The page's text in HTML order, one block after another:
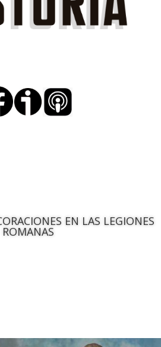
EN LAS LEGIONES
ROMANAS